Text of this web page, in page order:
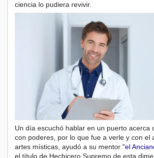
ciencia lo pudiera revivir.
Un día escuchó hablar en un puerto acerca
con poderes, por lo que fue a verle y con el
artes místicas, ayudó a su mentor "el
el título de Hechicero Supremo de esta